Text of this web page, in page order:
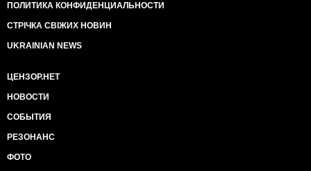
ПОЛИТИКА КОНФИДЕНЦИАЛЬНОСТИ
СТРІЧКА СВІЖИХ НОВИН
UKRAINIAN NEWS
ЦЕНЗОР.НЕТ
НОВОСТИ
СОБЫТИЯ
РЕЗОНАНС
ФОТО